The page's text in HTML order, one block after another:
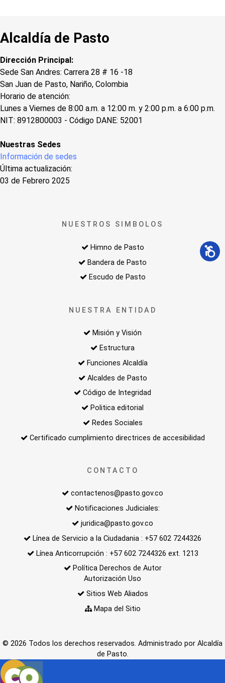
Alcaldía de Pasto
Dirección Principal:
Sede San Andres: Carrera 28 # 16 -18
San Juan de Pasto, Nariño, Colombia
Horario de atención:
Lunes a Viernes de 8:00 a.m. a 12:00 m. y 2:00 p.m. a 6:00 p.m.
NIT: 8912800003 - Código DANE: 52001
Nuestras Sedes
Información de sedes
Última actualización:
03 de Febrero 2025
NUESTROS SIMBOLOS
Himno de Pasto
Bandera de Pasto
Escudo de Pasto
NUESTRA ENTIDAD
Misión y Visión
Estructura
Funciones Alcaldía
Alcaldes de Pasto
Código de Integridad
Politica editorial
Redes Sociales
Certificado cumplimiento directrices de accesibilidad
CONTACTO
contactenos@pasto.gov.co
Notificaciones Judiciales:
juridica@pasto.gov.co
Línea de Servicio a la Ciudadania : +57 602 7244326
Línea Anticorrupción : +57 602 7244326 ext. 1213
Política Derechos de Autor
Autorización Uso
Sitios Web Aliados
Mapa del Sitio
© 2026 Todos los derechos reservados. Administrado por Alcaldía
de Pasto.